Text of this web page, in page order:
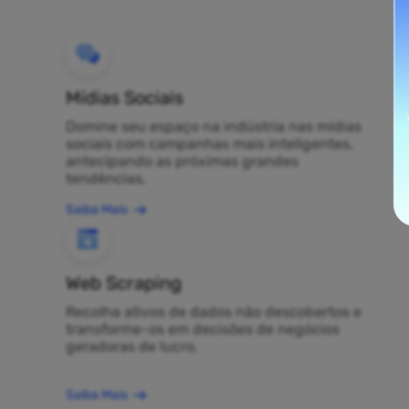
Mídias Sociais
Domine seu espaço na indústria nas mídias
sociais com campanhas mais inteligentes,
antecipando as próximas grandes
tendências.
Saiba Mais
Web Scraping
Recolha ativos de dados não descobertos e
transforme-os em decisões de negócios
geradoras de lucro.
Saiba Mais